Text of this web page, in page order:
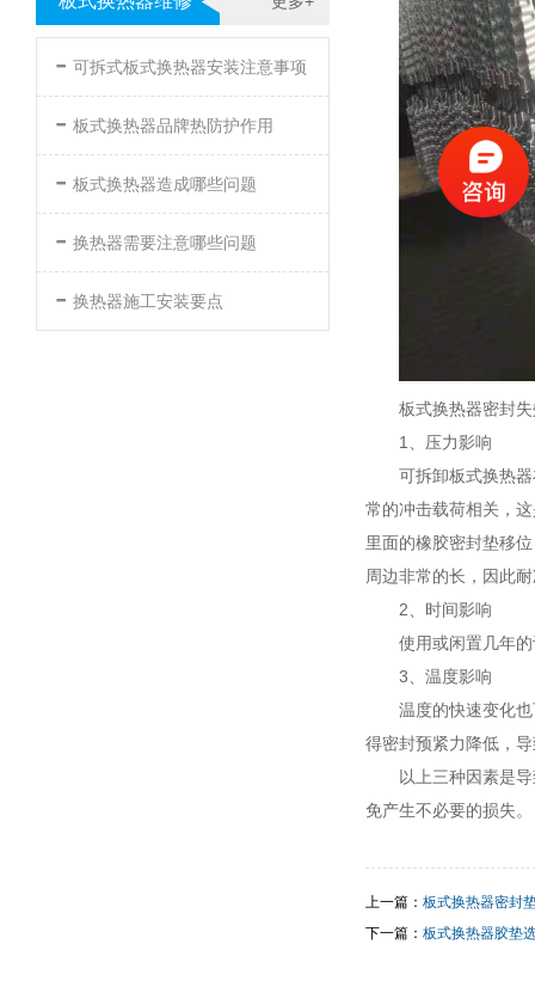
- 可拆式板式换热器安装注意事项
- 板式换热器品牌热防护作用
- 板式换热器造成哪些问题
- 换热器需要注意哪些问题
- 换热器施工安装要点
板式换热器密封
1、压力影响
可拆卸板式换热
常的冲击载荷相关，
里面的橡胶密封垫移
周边非常的长，因此
2、时间影响
使用或闲置几年
3、温度影响
温度的快速变化
得密封预紧力降低，
以上三种因素是
免产生不必要的损失。
上一篇： 板式换热器密封
下一篇： 板式换热器胶垫